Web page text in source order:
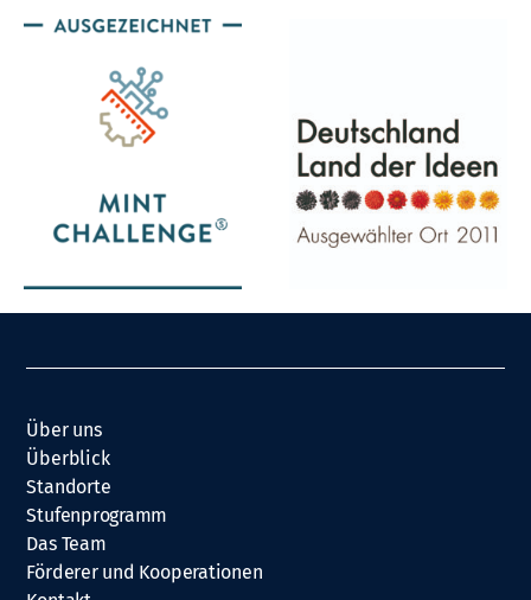
Über uns
Überblick
Standorte
Stufenprogramm
Das Team
Förderer und Kooperationen